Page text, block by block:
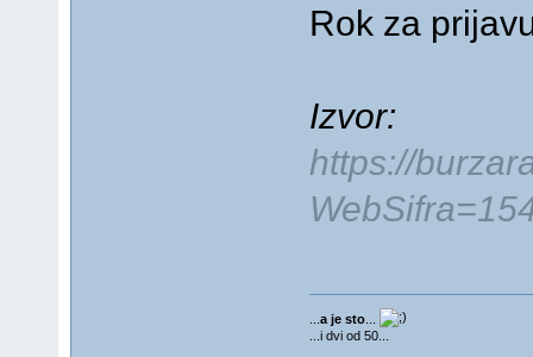
Rok za
Izvor:
https://
a je sto...
...i dvi od 50...